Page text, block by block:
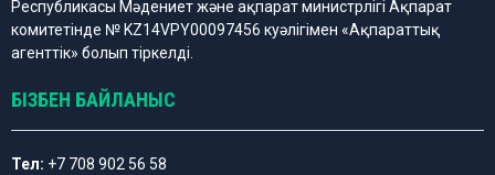
Республикасы Мәдениет және ақпарат министрлігі Ақпарат
комитетінде № KZ14VPY00097456 куәлігімен «Ақпараттық
агенттік» болып тіркелді.
БІЗБЕН БАЙЛАНЫС
Тел: +7 708 902 56 58